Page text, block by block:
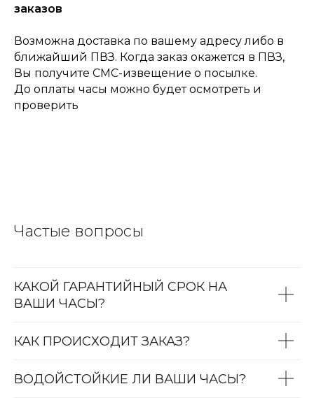
заказов
Возможна доставка по вашему адресу либо в
ближайший ПВЗ. Когда заказ окажется в ПВЗ,
Вы получите СМС-извещение о посылке.
До оплаты часы можно будет осмотреть и
проверить
Частые вопросы
КАКОЙ ГАРАНТИЙНЫЙ СРОК НА
ВАШИ ЧАСЫ?
КАК ПРОИСХОДИТ ЗАКАЗ?
ВОДОЙСТОЙКИЕ ЛИ ВАШИ ЧАСЫ?